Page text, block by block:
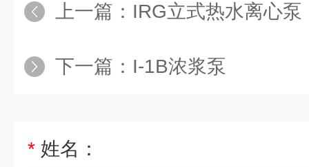
上一篇： IRG立式热水离心泵
下一篇： I-1B浓浆泵
* 姓名：